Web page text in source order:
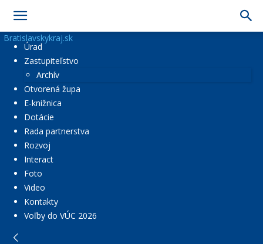
Bratislavskykraj.sk
Úrad
Zastupiteľstvo
Archív
Otvorená župa
E-knižnica
Dotácie
Rada partnerstva
Rozvoj
Interact
Foto
Video
Kontakty
Voľby do VÚC 2026